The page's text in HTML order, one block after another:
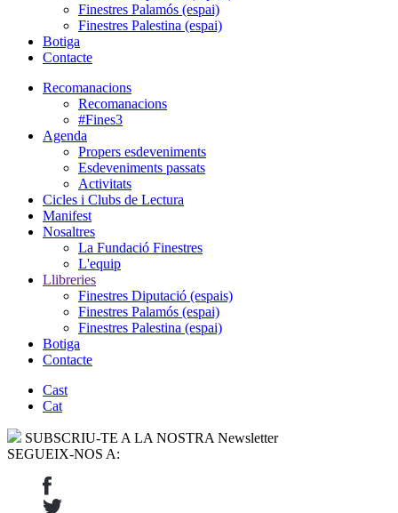
Finestres Palamós (espai)
Finestres Palestina (espai)
Botiga
Contacte
Recomanacions
Recomanacions
#Fines3
Agenda
Propers esdeveniments
Esdeveniments passats
Activitats
Cicles i Clubs de Lectura
Manifest
Nosaltres
La Fundació Finestres
L'equip
Llibreries
Finestres Diputació (espais)
Finestres Palamós (espai)
Finestres Palestina (espai)
Botiga
Contacte
Cast
Cat
SUBSCRIU-TE A LA NOSTRA Newsletter
SEGUEIX-NOS A: